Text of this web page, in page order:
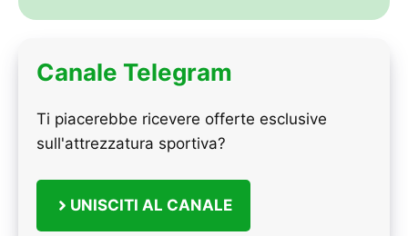
Canale Telegram
Ti piacerebbe ricevere offerte esclusive
sull'attrezzatura sportiva?
UNISCITI AL CANALE